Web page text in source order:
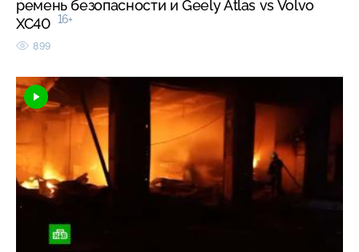
ремень безопасности и Geely Atlas vs Volvo
XC40 16+
899